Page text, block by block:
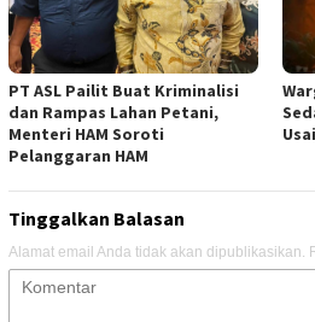
PT ASL Pailit Buat Kriminalisi
dan Rampas Lahan Petani,
Menteri HAM Soroti
Pelanggaran HAM
Tinggalkan Balasan
Alamat email Anda tidak akan dipublikasikan.